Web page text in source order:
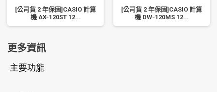
[公司貨 2 年保固]CASIO 計算
機 AX-120ST 12...
[公司貨 2 年保固]CASIO 計算
機 DW-120MS 12...
更多資訊
主要功能